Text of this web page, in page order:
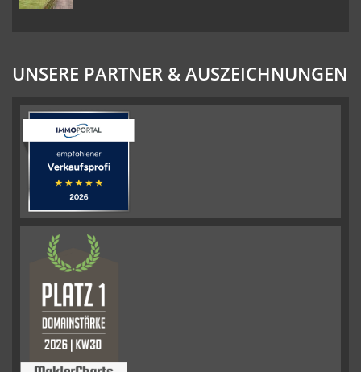
UNSERE PARTNER & AUSZEICHNUNGEN